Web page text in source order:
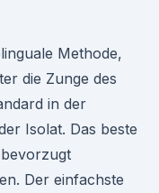
Methode,
die Zunge des
in der
Isolat. Das beste
Der einfachste